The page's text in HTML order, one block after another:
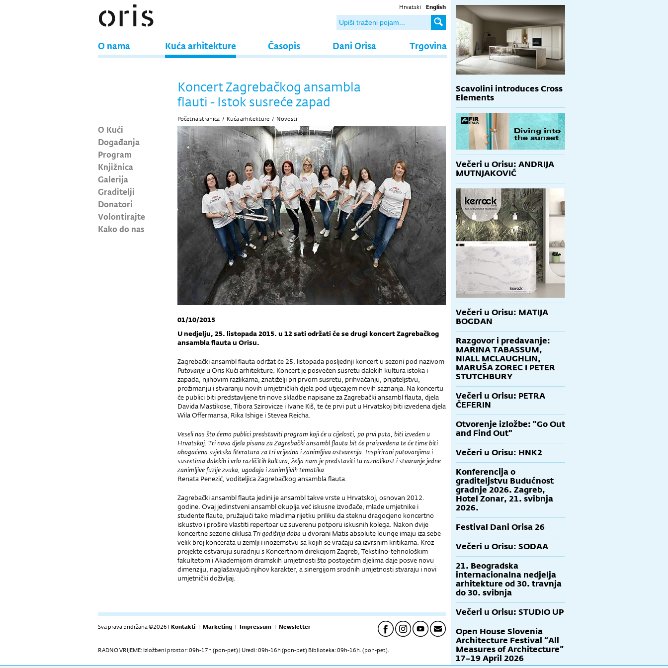
Hrvatski English
O nama Kuća arhitekture Časopis Dani Orisa Trgovina
O Kući
Događanja
Program
Knjižnica
Galerija
Graditelji
Donatori
Volontirajte
Kako do nas
Koncert Zagrebačkog ansambla
flauti - Istok susreće zapad
Početna stranica / Kuća arhitekture / Novosti
01/10/2015
U nedjelju, 25. listopada 2015. u 12 sati održati će se drugi koncert Zagrebačkog
ansambla flauta u Orisu.
Zagrebački ansambl flauta održat će 25. listopada posljednji koncert u sezoni pod nazivom
Putovanje u Oris Kući arhitekture. Koncert je posvećen susretu dalekih kultura istoka i
zapada, njihovim razlikama, znatiželji pri prvom susretu, prihvaćanju, prijateljstvu,
prožimanju i stvaranju novih umjetničkih djela pod utjecajem novih saznanja. Na koncertu
će publici biti predstavljene tri nove skladbe napisane za Zagrebački ansambl flauta, djela
Davida Mastikose, Tibora Szirovicze i Ivane Kiš, te će prvi put u Hrvatskoj biti izvedena djela
Wila Offermansa, Rika Ishige i Stevea Reicha.
Veseli nas što ćemo publici predstaviti program koji će u cijelosti, po prvi puta, biti izveden u
Hrvatskoj. Tri nova djela pisana za Zagrebački ansambl flauta bit će praizvedena te će time biti
obogaćena svjetska literatura za tri vrijedna i zanimljiva ostvarenja. Inspirirani putovanjima i
susretima dalekih i vrlo različitih kultura, želja nam je predstaviti tu raznolikost i stvaranje jedne
zanimljive fuzije zvuka, ugođaja i zanimljivih tematika
Renata Penezić, voditeljica Zagrebačkog ansambla flauta.
Zagrebački ansambl flauta jedini je ansambl takve vrste u Hrvatskoj, osnovan 2012.
godine. Ovaj jedinstveni ansambl okuplja već iskusne izvođače, mlade umjetnike i
studente flaute, pružajući tako mladima rijetku priliku da steknu dragocjeno koncertno
iskustvo i prošire vlastiti repertoar uz suverenu potporu iskusnih kolega. Nakon dvije
koncertne sezone ciklusaTri godišnja doba u dvorani Matis absolute lounge imaju iza sebe
velik broj koncerata u zemlji i inozemstvu sa kojih se vraćaju sa izvrsnim kritikama. Kroz
projekte ostvaruju suradnju s Koncertnom direkcijom Zagreb, Tekstilno-tehnološkim
fakultetom i Akademijom dramskih umjetnosti što postojećim djelima daje posve novu
dimenziju, naglašavajući njihov karakter, a sinergijom srodnih umjetnosti stvaraju i novi
umjetnički doživljaj.
Sva prava pridržana ©2026 | Kontakti | Marketing | Impressum | Newsletter
RADNO VRIJEME: Izložbeni prostor: 09h-17h (pon-pet) | Uredi: 09h-16h (pon-pet) Biblioteka: 09h-16h. (pon-pet).
Scavolini introduces Cross
Elements
Večeri u Orisu: ANDRIJA
MUTNJAKOVIĆ
Večeri u Orisu: MATIJA
BOGDAN
Razgovor i predavanje:
MARINA TABASSUM,
NIALL MCLAUGHLIN,
MARUŠA ZOREC I PETER
STUTCHBURY
Večeri u Orisu: PETRA
ČEFERIN
Otvorenje izložbe: "Go Out
and Find Out"
Večeri u Orisu: HNK2
Konferencija o
graditeljstvu Budućnost
gradnje 2026. Zagreb,
Hotel Zonar, 21. svibnja
2026.
Festival Dani Orisa 26
Večeri u Orisu: SODAA
21. Beogradska
internacionalna nedjelja
arhitekture od 30. travnja
do 30. svibnja
Večeri u Orisu: STUDIO UP
Open House Slovenia
Architecture Festival “All
Measures of Architecture”
17–19 April 2026